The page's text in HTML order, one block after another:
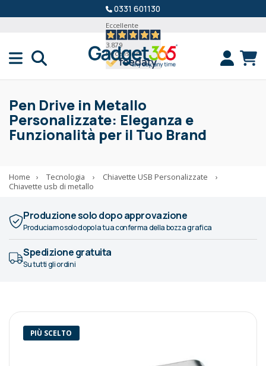
0331 601130
Eccellente
3.879
Recensioni
Pen Drive in Metallo
Personalizzate: Eleganza e
Funzionalità per il Tuo Brand
Home › Tecnologia › Chiavette USB Personalizzate
›
Chiavette usb di metallo
Produzione solo dopo approvazione
Produciamo solo dopo la tua conferma della bozza grafica
Spedizione gratuita
Su tutti gli ordini
PIÙ SCELTO